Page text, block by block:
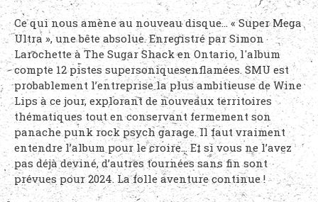
Ce qui nous amène au nouveau disque… « Super Mega
Ultra », une bête absolue. Enregistré par Simon
Larochette à The Sugar Shack en Ontario, l'album
compte 12 pistes supersoniquesenflamées. SMU est
probablement l’entreprise la plus ambitieuse de Wine
Lips à ce jour, explorant de nouveaux territoires
thématiques tout en conservant fermement son
panache punk rock psych garage. Il faut vraiment
entendre l’album pour le croire… Et si vous ne l’avez
pas déjà deviné, d’autres tournées sans fin sont
prévues pour 2024. La folle aventure continue !